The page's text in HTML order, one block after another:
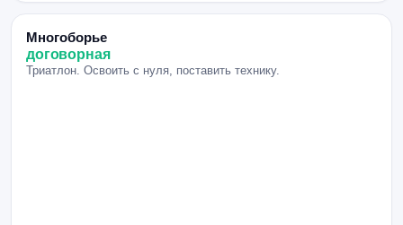
Многоборье
договорная
Триатлон. Освоить с нуля, поставить технику.